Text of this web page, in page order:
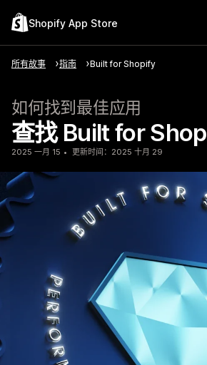
Shopify App Store
所有故事 指南 Built for Shopify
如何找到最佳应用
查找 Built for
2025 一月 15 更新时间：2025 十月 29